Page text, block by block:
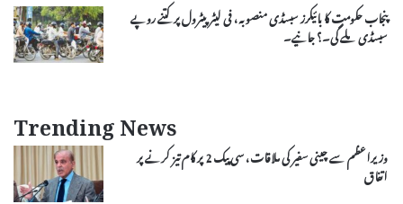
پنجاب حکومت کا بائیکرز سبسڈی منصوبہ، فی لیٹر پیٹرول پر کتنے روپے
سبسڈی ملے گی۔؟ جانیے۔
Trending News
وزیراعظم سے چینی سفیر کی ملاقات، سی پیک 2 پر کام تیز کرنے پر
اتفاق